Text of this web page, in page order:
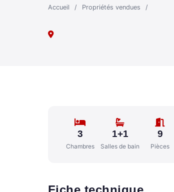
Accueil / Propriétés vendues /
3
Chambres
1+1
Salles de bain
9
Pièces